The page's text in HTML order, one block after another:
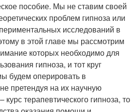
пособие. Мы не ставим своей
проблем гипноза или
исследований в
в этой главе мы рассмотрим
которых необходимо для
гипноза, и тот круг
будем оперировать в
претендуя на их научную
курс терапевтического гипноза, то